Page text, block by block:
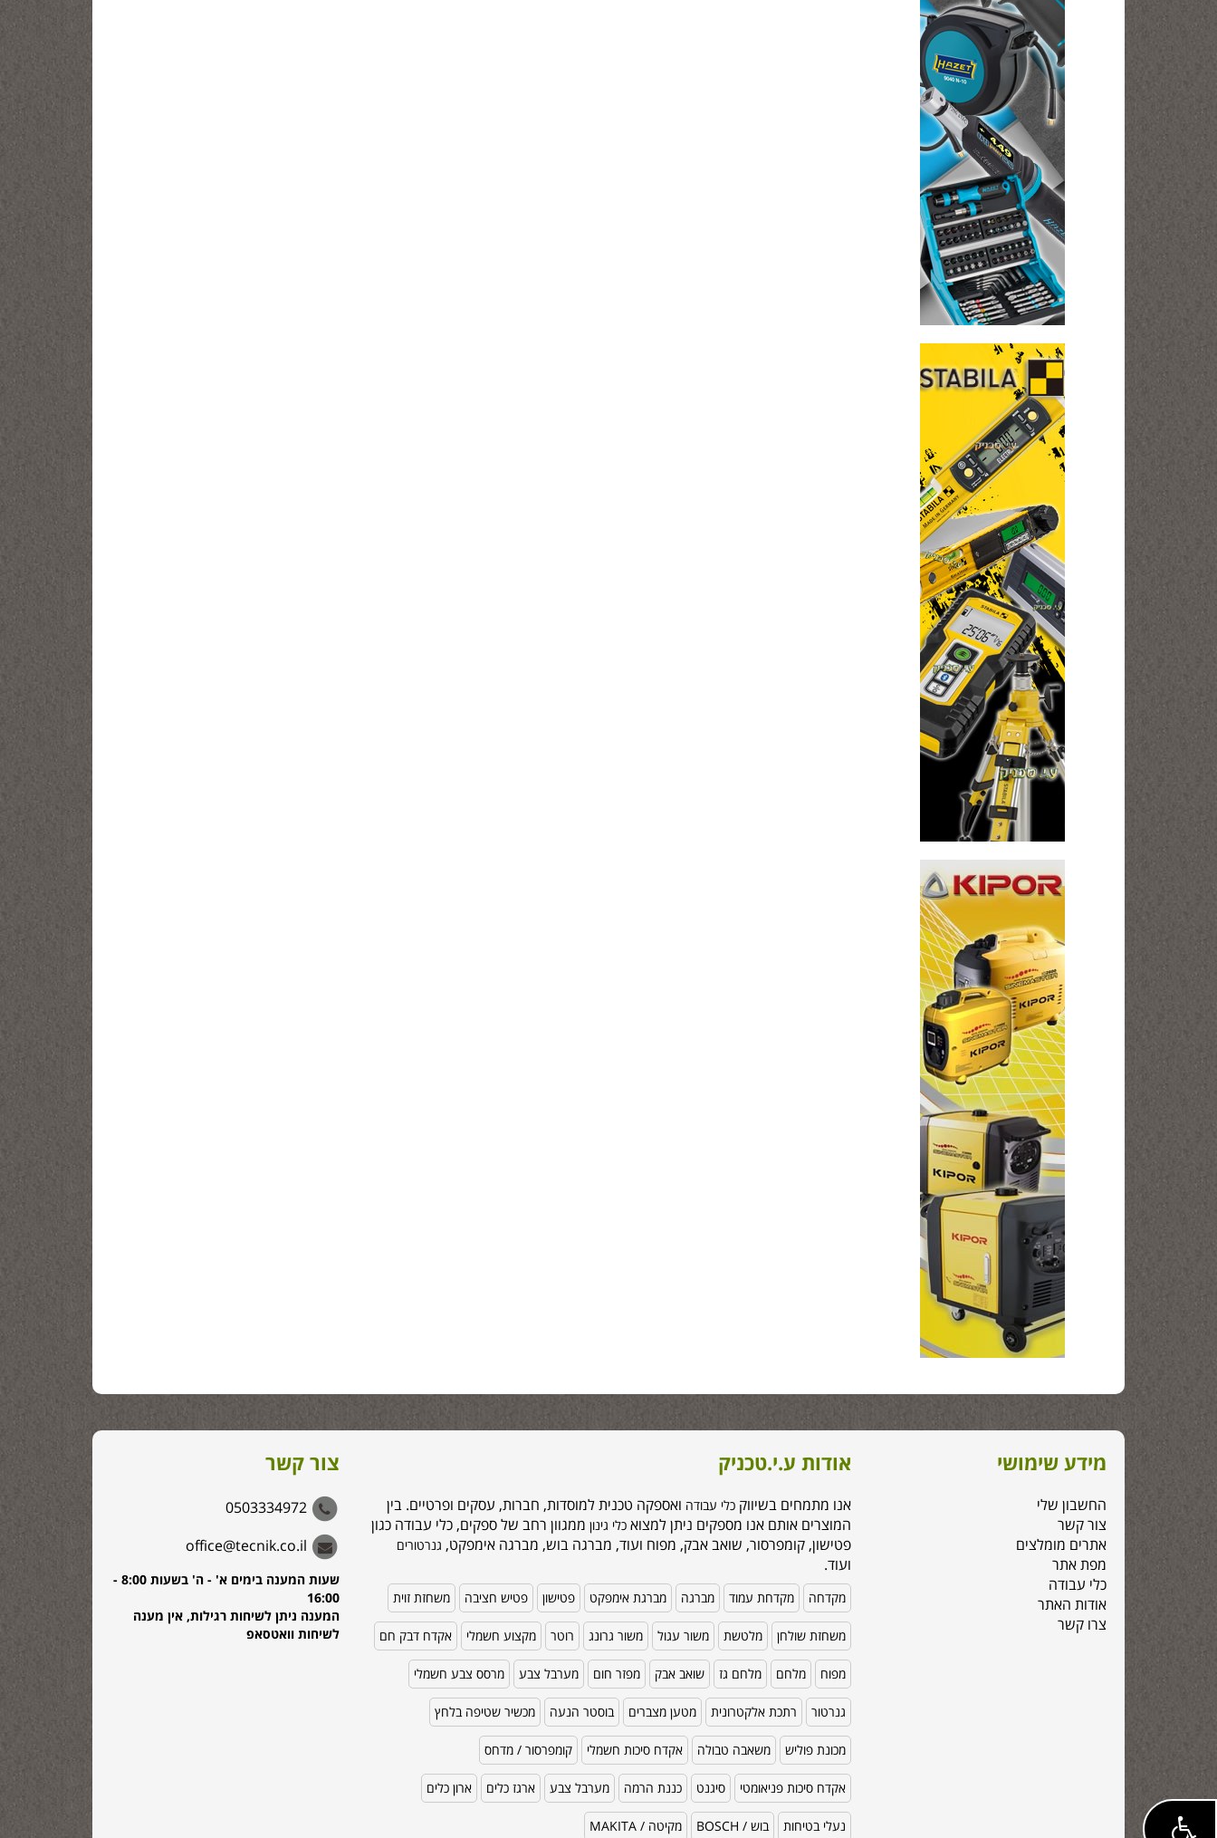
צור קשר
0503334972
office@tecnik.co.il
שעות המענה בימים א' - ה' בשעות 8:00 -
16:00
המענה ניתן לשיחות רגילות, אין מענה
לשיחות וואטסאפ
אודות ע.י.טכניק
אנו מתמחים בשיווקכלי עבודה ואספקה טכנית למוסדות, חברות, עסקים ופרטיים. בין
המוצרים אותם אנו מספקים ניתן למצואכלי גינון ממגוון רחב של ספקים, כלי עבודה כגון
פטישון, קומפרסור, שואב אבק, מפוח ועוד, מברגה בוש, מברגה אימפקט, גנרטורים
ועוד.
מקדחה מקדחת עמוד מברגה מברגת אימפקט פטישון פטיש חציבה משחזת זוית
משחזת שולחן מלטשת משור עגול משור גרונג רוטר מקצוע חשמלי אקדח דבק חם
מפוח מלחם מלחם גז שואב אבק מפזר חום מערבל צבע מרסס צבע חשמלי
גנרטור רתכת אלקטרונית מטען מצברים בוסטר הנעה מכשיר שטיפה בלחץ
מכונת פוליש משאבה טבולה אקדח סיכות חשמלי קומפרסור / מדחס
אקדח סיכות פניאומטי סיגנט כננת הרמה מערבל צבע ארגז כלים ארון כלים
נעלי בטיחות בוש / BOSCH מקיטה / MAKITA
מידע שימושי
החשבון שלי
צור קשר
אתרים מומלצים
מפת אתר
כלי עבודה
אודות האתר
צרו קשר